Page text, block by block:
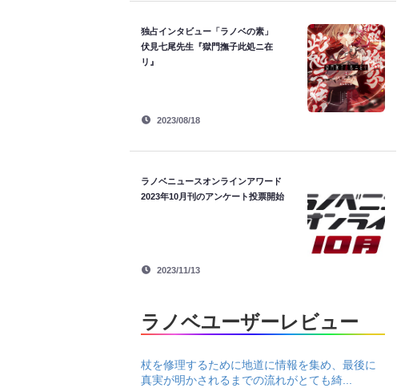
独占インタビュー「ラノベの素」
伏見七尾先生『獄門撫子此処ニ在
リ』
2023/08/18
ラノベニュースオンラインアワード
2023年10月刊のアンケート投票開始
2023/11/13
ラノベユーザーレビュー
杖を修理するために地道に情報を集め、最後に
真実が明かされるまでの流れがとても綺...